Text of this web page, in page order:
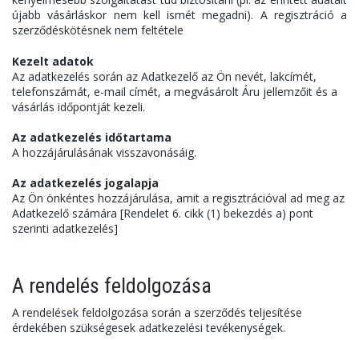
újabb vásárláskor nem kell ismét megadni). A regisztráció a
szerződéskötésnek nem feltétele
Kezelt adatok
Az adatkezelés során az Adatkezelő az Ön nevét, lakcímét,
telefonszámát, e-mail címét, a megvásárolt Áru jellemzőit és a
vásárlás időpontját kezeli.
Az adatkezelés időtartama
A hozzájárulásának visszavonásáig.
Az adatkezelés jogalapja
Az Ön önkéntes hozzájárulása, amit a regisztrációval ad meg az
Adatkezelő számára [Rendelet 6. cikk (1) bekezdés a) pont
szerinti adatkezelés]
A rendelés feldolgozása
A rendelések feldolgozása során a szerződés teljesítése
érdekében szükségesek adatkezelési tevékenységek.